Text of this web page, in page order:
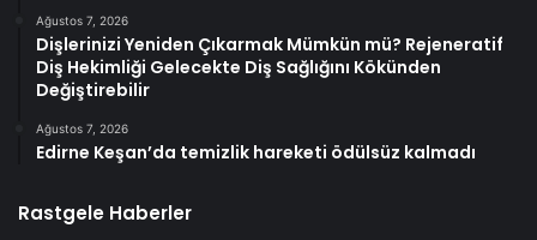
Ağustos 7, 2026
Dişlerinizi Yeniden Çıkarmak Mümkün mü? Rejeneratif
Diş Hekimliği Gelecekte Diş Sağlığını Kökünden
Değiştirebilir
Ağustos 7, 2026
Edirne Keşan’da temizlik hareketi ödülsüz kalmadı
Rastgele Haberler